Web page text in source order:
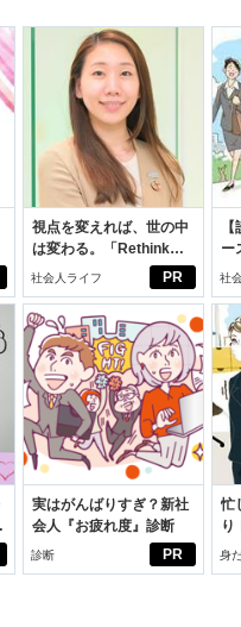
PR
視点を変えれば、世の中
は変わる。「Rethink
PROJECT」がつたえた
社会人ライフ
ー
ブ
社
PR
実はがんばりすぎ？新社
会人『お疲れ度』診断
診断
忙
り
じ
身
ス